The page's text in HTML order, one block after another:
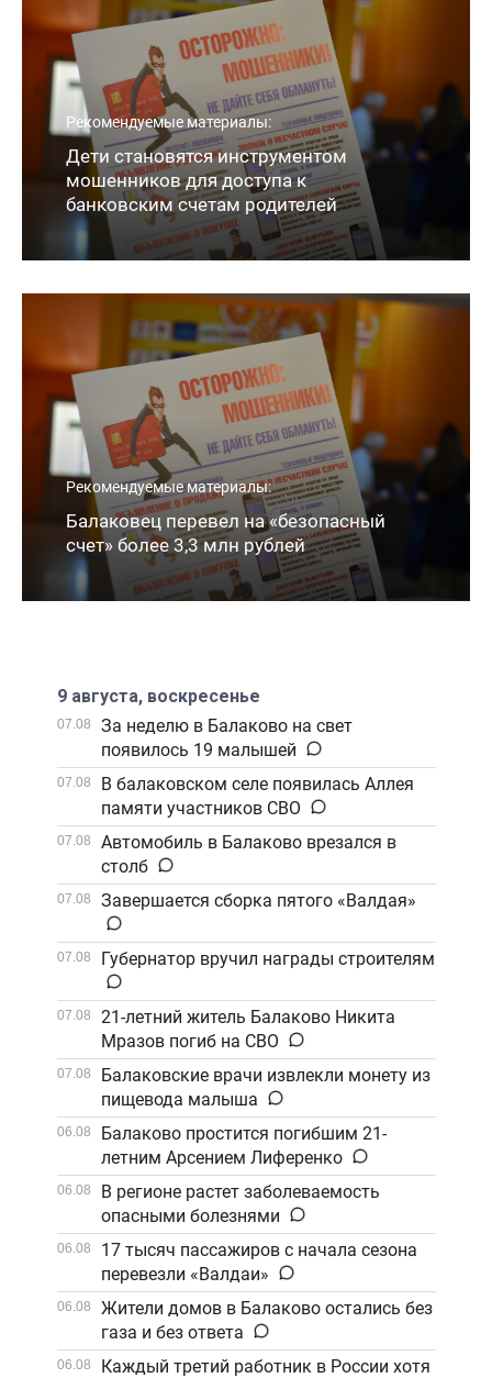
Рекомендуемые материалы:
Дети становятся инструментом
мошенников для доступа к
банковским счетам родителей
Рекомендуемые материалы:
Балаковец перевел на «безопасный
счет» более 3,3 млн рублей
9 августа, воскресенье
07.08
За неделю в Балаково на свет
появилось 19 малышей
07.08
В балаковском селе появилась Аллея
памяти участников СВО
07.08
Автомобиль в Балаково врезался в
столб
07.08 Завершается сборка пятого «Валдая»
07.08 Губернатор вручил награды строителям
07.08
21-летний житель Балаково Никита
Мразов погиб на СВО
07.08
Балаковские врачи извлекли монету из
пищевода малыша
06.08
Балаково простится погибшим 21-
летним Арсением Лиференко
06.08
В регионе растет заболеваемость
опасными болезнями
06.08
17 тысяч пассажиров с начала сезона
перевезли «Валдаи»
06.08
Жители домов в Балаково остались без
газа и без ответа
06.08
Каждый третий работник в России хотя